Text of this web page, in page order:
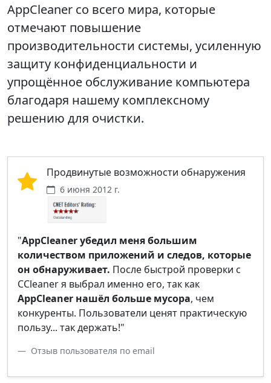
AppCleaner со всего мира, которые
отмечают повышение
производительности системы, усиленную
защиту конфиденциальности и
упрощённое обслуживание компьютера
благодаря нашему комплексному
решению для очистки.
Продвинутые возможности обнаружения
6 июня 2012 г.
"AppCleaner убедил меня большим
количеством приложений и следов, которые
он обнаруживает. После быстрой проверки с
CCleaner я выбрал именно его, так как
AppCleaner нашёл больше мусора, чем
конкуренты. Пользователи ценят практическую
пользу... так держать!"
Отзыв пользователя по email